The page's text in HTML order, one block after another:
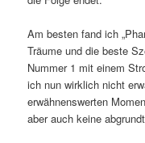
Am besten fand ich
Träume und die beste
Nummer 1 mit einem
ich nun wirklich nicht
erwähnenswerten
aber auch keine